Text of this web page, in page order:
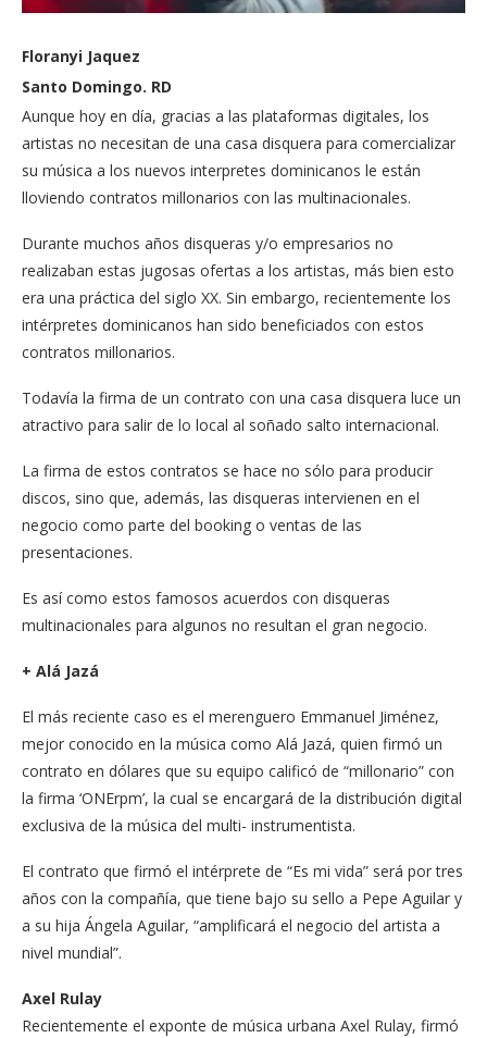
Floranyi Jaquez
Santo Domingo. RD
Aunque hoy en día, gracias a las plataformas digitales, los
artistas no necesitan de una casa disquera para comercializar
su música a los nuevos interpretes dominicanos le están
lloviendo contratos millonarios con las multinacionales.
Durante muchos años disqueras y/o empresarios no
realizaban estas jugosas ofertas a los artistas, más bien esto
era una práctica del siglo XX. Sin embargo, recientemente los
intérpretes dominicanos han sido beneficiados con estos
contratos millonarios.
Todavía la firma de un contrato con una casa disquera luce un
atractivo para salir de lo local al soñado salto internacional.
La firma de estos contratos se hace no sólo para producir
discos, sino que, además, las disqueras intervienen en el
negocio como parte del booking o ventas de las
presentaciones.
Es así como estos famosos acuerdos con disqueras
multinacionales para algunos no resultan el gran negocio.
+ Alá Jazá
El más reciente caso es el merenguero Emmanuel Jiménez,
mejor conocido en la música como Alá Jazá, quien firmó un
contrato en dólares que su equipo calificó de “millonario” con
la firma ‘ONErpm’, la cual se encargará de la distribución digital
exclusiva de la música del multi- instrumentista.
El contrato que firmó el intérprete de “Es mi vida” será por tres
años con la compañía, que tiene bajo su sello a Pepe Aguilar y
a su hija Ángela Aguilar, “amplificará el negocio del artista a
nivel mundial”.
Axel Rulay
Recientemente el exponte de música urbana Axel Rulay, firmó